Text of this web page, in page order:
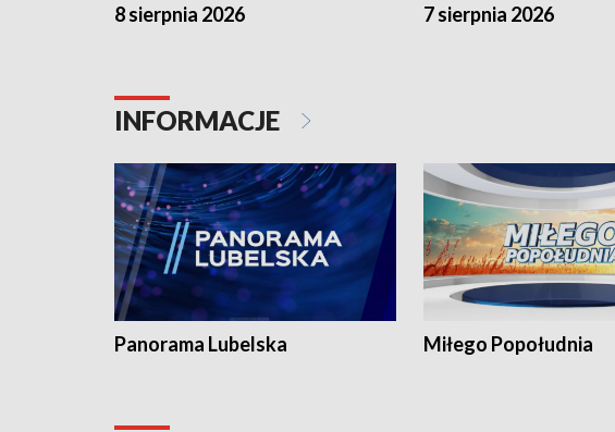
8 sierpnia 2026 7 sierpnia 2026
INFORMACJE
Panorama Lubelska Miłego Popołudnia